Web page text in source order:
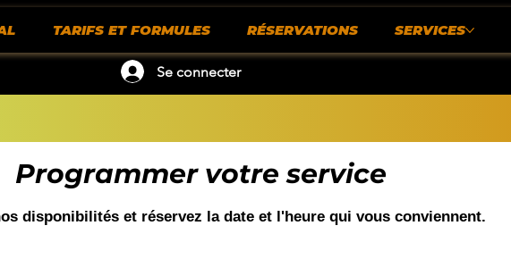
TARIFS ET FORMULES RÉSERVATIONS SERVICES
Se connecter
Programmer votre service
disponibilités et réservez la date et l'heure qui vous conviennent.